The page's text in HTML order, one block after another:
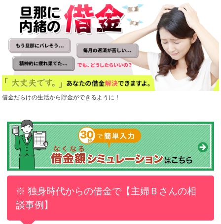
借金だらけの生活から貯金ができるように！
※ 独身時代からの借金で【主婦Ｂさんの相
談事例】